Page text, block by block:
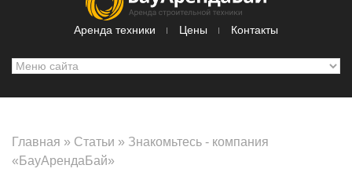
Аренда техники Цены Контакты
Главная » Статьи » Знакомьтесь - компания
«БауАрендаБай»